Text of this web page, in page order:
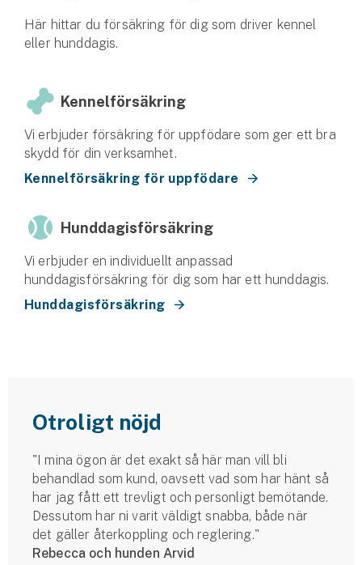
Här hittar du försäkring för dig som driver kennel
eller hunddagis.
Kennelförsäkring
Vi erbjuder försäkring för uppfödare som ger ett bra
skydd för din verksamhet.
Kennelförsäkring för uppfödare
Hunddagisförsäkring
Vi erbjuder en individuellt anpassad
hunddagisförsäkring för dig som har ett hunddagis.
Hunddagisförsäkring
Otroligt nöjd
"I mina ögon är det exakt så här man vill bli
behandlad som kund, oavsett vad som har hänt så
har jag fått ett trevligt och personligt bemötande.
Dessutom har ni varit väldigt snabba, både när
det gäller återkoppling och reglering."
Rebecca och hunden Arvid